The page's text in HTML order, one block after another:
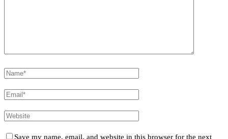
Save my name, email, and website in this browser for the next